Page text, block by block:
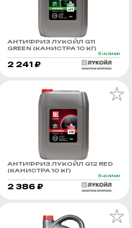
АНТИФРИЗ ЛУКОЙЛ G11
GREEN (КАНИСТРА 10 КГ)
В наличии
2 241 ₽
АНТИФРИЗ ЛУКОЙЛ G12 RED
(КАНИСТРА 10 КГ)
В наличии
2 386 ₽